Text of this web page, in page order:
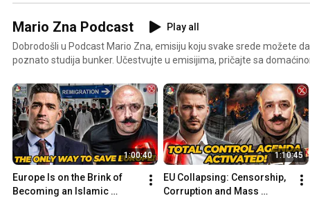
Mario Zna Podcast
Play all
Dobrodošli u Podcast Mario Zna, emisiju koju svake srede možete
poznato studija bunker. Učestvujte u emisijima, pričajte sa domaćinom i gostima o svim temama
1:00:40
Europe Is on the Brink of
Becoming an Islamic
1:10:45
EU Collapsing: Censorship,
Corruption and Mass